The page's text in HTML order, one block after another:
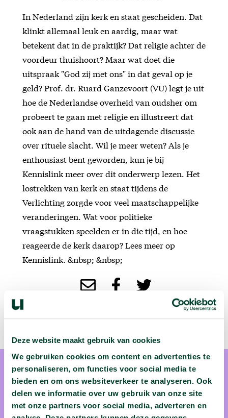
Deze website maakt gebruik van cookies
We gebruiken cookies om content en advertenties te
personaliseren, om functies voor social media te
bieden en om ons websiteverkeer te analyseren. Ook
delen we informatie over uw gebruik van onze site
met onze partners voor social media, adverteren en
In Nederland zijn kerk en staat gescheiden. Dat
klinkt allemaal leuk en aardig, maar wat
betekent dat in de praktijk? Dat religie achter de
voordeur thuishoort? Maar wat doet die
uitspraak "God zij met ons" in dat geval op je
geld? Prof. dr. Ruard Ganzevoort (VU) legt je uit
hoe de Nederlandse overheid van oudsher om
probeert te gaan met religie en illustreert dat
ook aan de hand van de uitdagende discussie
over rituele slacht. Wil je meer weten? Als je
enthousiast bent geworden, kun je bij
Kennislink meer over dit onderwerp lezen. Het
lostrekken van kerk en staat tijdens de
Verlichting zorgde voor veel maatschappelijke
veranderingen. Wat voor politieke
vraagstukken speelden er in die tijd, en hoe
reageerde de kerk daarop? Lees meer op
Kennislink. &nbsp; &nbsp;